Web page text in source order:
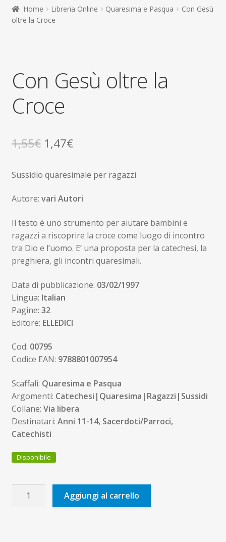
Contatti
Home Libreria Online Quaresima e Pasqua
Con Gesù
oltre la Croce
Con Gesù oltre la
Croce
1,55€ Il
originale
era:
1,47€Il
attuale
è:
Sussidio quaresimale per ragazzi
Autore: vari Autori
Il testo è uno strumento per aiutare bambini e
ragazzi a riscoprire la croce come luogo di incontro
tra Dio e l’uomo. E’ una proposta per la catechesi, la
preghiera, gli incontri quaresimali.
Data di pubblicazione: 03/02/1997
Lingua: Italian
Pagine: 32
Editore: ELLEDICI
Cod: 00795
Codice EAN: 9788801007954
Scaffali: Quaresima e Pasqua
Argomenti: Catechesi|Quaresima|Ragazzi|Sussidi
Collane: Via libera
Destinatari: Anni 11-14, Sacerdoti/Parroci,
Catechisti
Disponibile
Aggiungi al carrello